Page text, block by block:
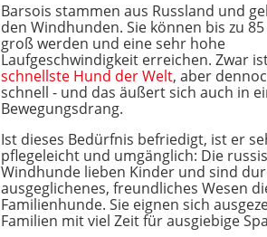
Barsois stammen aus Russland und
den Windhunden. Sie können bis zu
groß werden und eine sehr hohe
Laufgeschwindigkeit erreichen. Zwar
schnellste Hund der Welt, aber
schnell - und das äußert sich auch in
Bewegungsdrang.
Ist dieses Bedürfnis befriedigt, ist er
pflegeleicht und umgänglich: Die
Windhunde lieben Kinder und sind
ausgeglichenes, freundliches Wesen
Familienhunde. Sie eignen sich
Familien mit viel Zeit für ausgiebige